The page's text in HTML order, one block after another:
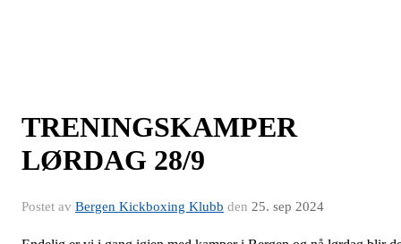
TRENINGSKAMPER
LØRDAG 28/9
Postet av Bergen Kickboxing Klubb den 25. sep 2024